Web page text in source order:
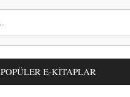
POPÜLER E-KİTAPLAR